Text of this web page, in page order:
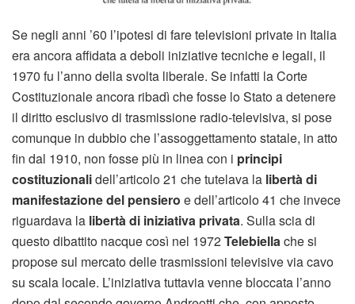
Se negli anni ’60 l’ipotesi di fare televisioni private in Italia
era ancora affidata a deboli iniziative tecniche e legali, il
1970 fu l’anno della svolta liberale. Se infatti la Corte
Costituzionale ancora ribadì che fosse lo Stato a detenere
il diritto esclusivo di trasmissione radio-televisiva, si pose
comunque in dubbio che l’assoggettamento statale, in atto
fin dal 1910, non fosse più in linea con i principi
costituzionalidell’articolo 21 che tutelava la libertà di
manifestazione del pensiero e dell’articolo 41 che invece
riguardava la libertà di iniziativa privata. Sulla scia di
questo dibattito nacque così nel 1972Telebiellache si
propose sul mercato delle trasmissioni televisive via cavo
su scala locale. L’iniziativa tuttavia venne bloccata l’anno